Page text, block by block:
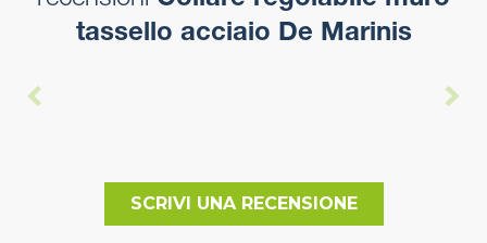
tassello acciaio De Marinis
SCRIVI UNA RECENSIONE